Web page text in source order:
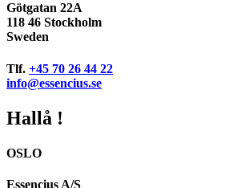
Götgatan 22A
118 46 Stockholm
Sweden
Tlf. +45 70 26 44 22
info@essencius.se
Hallå !
OSLO
Essencius A/S